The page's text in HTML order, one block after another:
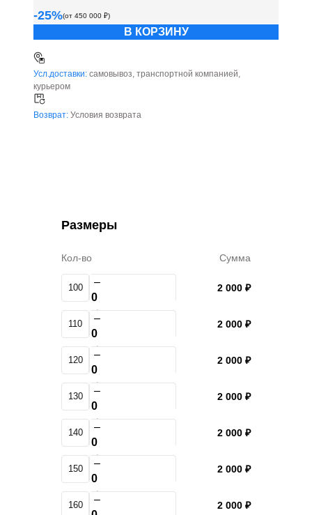
Размеры
Кол-во Сумма
100 –
+
2 000 ₽
110 –
+
2 000 ₽
120 –
+
2 000 ₽
130 –
+
2 000 ₽
140 –
+
2 000 ₽
150 –
+
2 000 ₽
160 – 2 000 ₽
-25%(от 450 000 ₽)
В КОРЗИНУ
Усл.доставки: самовывоз, транспортной компанией,
курьером
Возврат: Условия возврата